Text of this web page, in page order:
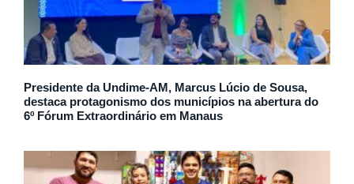
Presidente da Undime-AM, Marcus Lúcio de Sousa,
destaca protagonismo dos municípios na abertura do
6º Fórum Extraordinário em Manaus